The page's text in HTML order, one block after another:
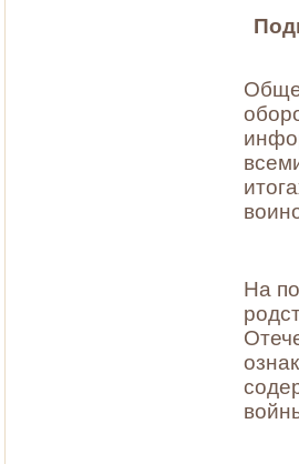
На